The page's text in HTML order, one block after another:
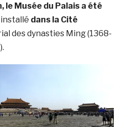
le Musée du Palais a été
dans la Cité
des dynasties Ming (1368-